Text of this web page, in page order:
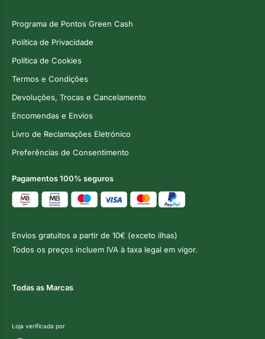
Programa de Pontos Green Cash
Política de Privacidade
Política de Cookies
Termos e Condições
Devoluções, Trocas e Cancelamento
Encomendas e Envios
Livro de Reclamações Eletrónico
Preferências de Consentimento
Pagamentos 100% seguros
Envios gratuitos a partir de 10€ (exceto ilhas)
Todos os preços incluem IVA à taxa legal em vigor.
Todas as Marcas
Loja verificada por